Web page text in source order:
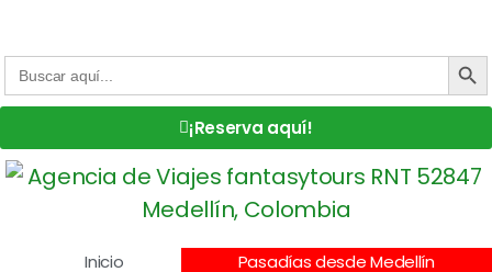
Buscar: BOTÓN
¡Reserva aquí!
Inicio
Pasadías desde Medellín